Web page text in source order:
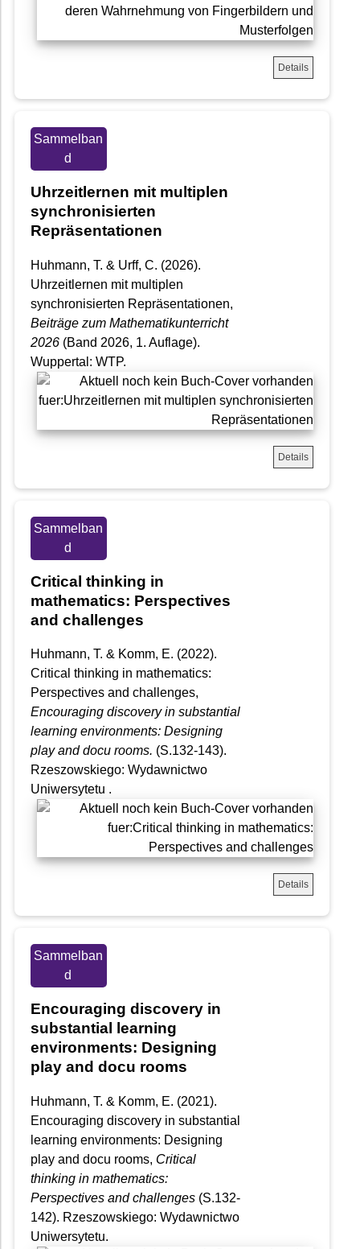
Details
Sammelban
d
Uhrzeitlernen mit multiplen
synchronisierten
Repräsentationen
Huhmann, T. & Urff, C. (2026).
Uhrzeitlernen mit multiplen
synchronisierten Repräsentationen,
Beiträge zum Mathematikunterricht
2026 (Band 2026, 1. Auflage).
Wuppertal: WTP.
Details
Sammelban
d
Critical thinking in
mathematics: Perspectives
and challenges
Huhmann, T. & Komm, E. (2022).
Critical thinking in mathematics:
Perspectives and challenges,
Encouraging discovery in substantial
learning environments: Designing
play and docu rooms. (S.132-143).
Rzeszowskiego: Wydawnictwo
Uniwersytetu .
Details
Sammelban
d
Encouraging discovery in
substantial learning
environments: Designing
play and docu rooms
Huhmann, T. & Komm, E. (2021).
Encouraging discovery in substantial
learning environments: Designing
play and docu rooms, Critical
thinking in mathematics:
Perspectives and challenges (S.132-
142). Rzeszowskiego: Wydawnictwo
Uniwersytetu.